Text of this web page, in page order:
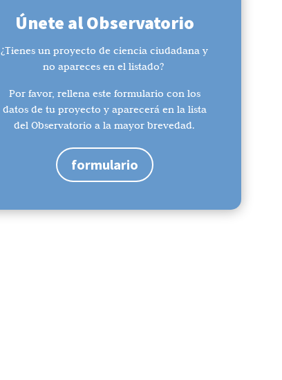
Únete al Observatorio
¿Tienes un proyecto de ciencia ciudadana y
no apareces en el listado?
Por favor, rellena este formulario con los
datos de tu proyecto y aparecerá en la lista
del Observatorio a la mayor brevedad.
formulario